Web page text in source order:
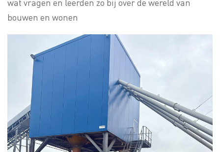
wat vragen en leerden zo bij over de wereld van
bouwen en wonen